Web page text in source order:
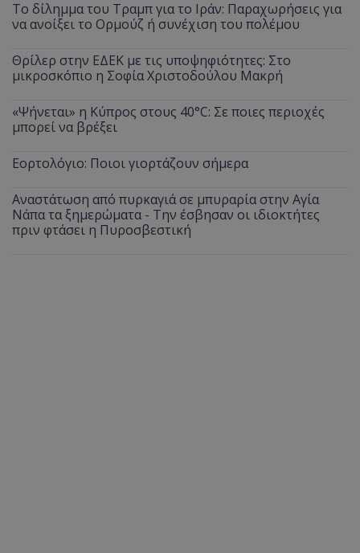
Το δίλημμα του Τραμπ για το Ιράν: Παραχωρήσεις για
να ανοίξει το Ορμούζ ή συνέχιση του πολέμου
Θρίλερ στην ΕΔΕΚ με τις υποψηφιότητες: Στο
μικροσκόπιο η Σοφία Χριστοδούλου Μακρή
«Ψήνεται» η Κύπρος στους 40°C: Σε ποιες περιοχές
μπορεί να βρέξει
Εορτολόγιο: Ποιοι γιορτάζουν σήμερα
Αναστάτωση από πυρκαγιά σε μπυραρία στην Αγία
Νάπα τα ξημερώματα - Την έσβησαν οι ιδιοκτήτες
πριν φτάσει η Πυροσβεστική